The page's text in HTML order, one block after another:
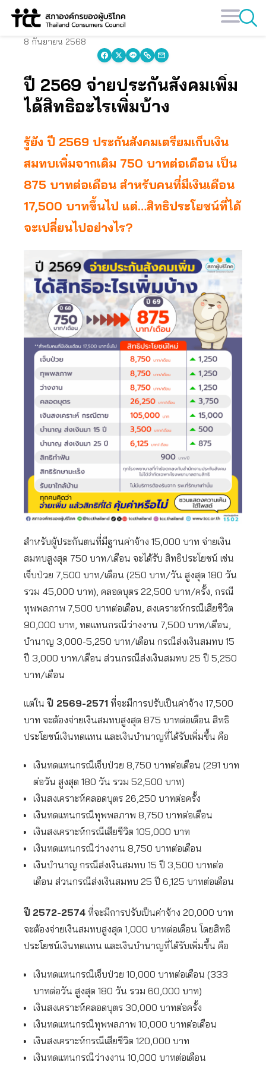
Skip
content
8 กันยายน 2568
ปี 2569 จ่ายประกันสังคมเพิ่ม
ได้สิทธิอะไรเพิ่มบ้าง
รู้ยัง ปี 2569 ประกันสังคมเตรียมเก็บเงิน
สมทบเพิ่มจากเดิม 750 บาทต่อเดือน เป็น
875 บาทต่อเดือน สำหรับคนที่มีเงินเดือน
17,500 บาทขึ้นไป แต่…สิทธิประโยชน์ที่ได้
จะเปลี่ยนไปอย่างไร?
สำหรับผู้ประกันตนที่มีฐานค่าจ้าง 15,000 บาท จ่ายเงิน
สมทบสูงสุด 750 บาท/เดือน จะได้รับ สิทธิประโยชน์ เช่น
เจ็บป่วย 7,500 บาท/เดือน (250 บาท/วัน สูงสุด 180 วัน
รวม 45,000 บาท), คลอดบุตร 22,500 บาท/ครั้ง, กรณี
ทุพพลภาพ 7,500 บาทต่อเดือน, สงเคราะห์กรณีเสียชีวิต
90,000 บาท, ทดแทนกรณีว่างงาน 7,500 บาท/เดือน,
บำนาญ 3,000-5,250 บาท/เดือน กรณีส่งเงินสมทบ 15
ปี 3,000 บาท/เดือน ส่วนกรณีส่งเงินสมทบ 25 ปี 5,250
บาท/เดือน
แต่ใน ปี 2569-2571 ที่จะมีการปรับเป็นค่าจ้าง 17,500
บาท จะต้องจ่ายเงินสมทบสูงสุด 875 บาทต่อเดือน สิทธิ
ประโยชน์เงินทดแทน และเงินบำนาญที่ได้รับเพิ่มขึ้น คือ
เงินทดแทนกรณีเจ็บป่วย 8,750 บาทต่อเดือน (291 บาท
ต่อวัน สูงสุด 180 วัน รวม 52,500 บาท)
เงินสงเคราะห์คลอดบุตร 26,250 บาทต่อครั้ง
เงินทดแทนกรณีทุพพลภาพ 8,750 บาทต่อเดือน
เงินสงเคราะห์กรณีเสียชีวิต 105,000 บาท
เงินทดแทนกรณีว่างงาน 8,750 บาทต่อเดือน
เงินบำนาญ กรณีส่งเงินสมทบ 15 ปี 3,500 บาทต่อ
เดือน ส่วนกรณีส่งเงินสมทบ 25 ปี 6,125 บาทต่อเดือน
ปี 2572-2574 ที่จะมีการปรับเป็นค่าจ้าง 20,000 บาท
จะต้องจ่ายเงินสมทบสูงสุด 1,000 บาทต่อเดือน โดยสิทธิ
ประโยชน์เงินทดแทน และเงินบำนาญที่ได้รับเพิ่มขึ้น คือ
เงินทดแทนกรณีเจ็บป่วย 10,000 บาทต่อเดือน (333
บาทต่อวัน สูงสุด 180 วัน รวม 60,000 บาท)
เงินสงเคราะห์คลอดบุตร 30,000 บาทต่อครั้ง
เงินทดแทนกรณีทุพพลภาพ 10,000 บาทต่อเดือน
เงินสงเคราะห์กรณีเสียชีวิต 120,000 บาท
เงินทดแทนกรณีว่างงาน 10,000 บาทต่อเดือน